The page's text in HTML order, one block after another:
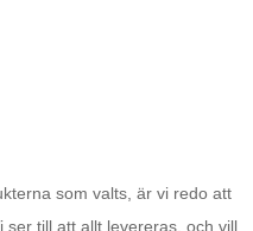
som valts, är vi redo att
ser till att allt levereras, och vill